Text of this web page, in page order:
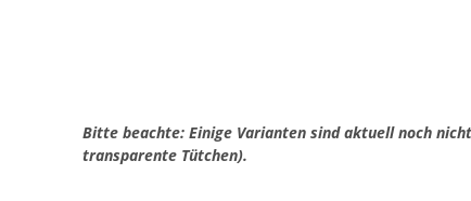
Bitte beachte: Einige Varianten sind aktuell noch
transparente Tütchen).